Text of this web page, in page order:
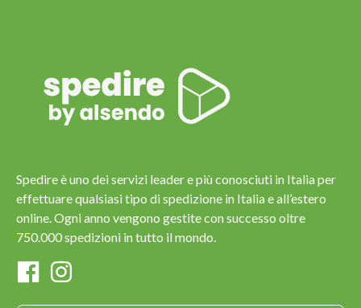
Spedire è uno dei servizi leader e più conosciuti in Italia per
effettuare qualsiasi tipo di spedizione in Italia e all’estero
online. Ogni anno vengono gestite con successo oltre
750.000 spedizioni in tutto il mondo.